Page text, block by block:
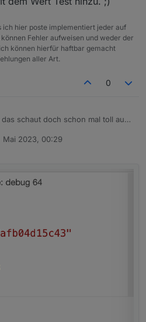
ich hier poste implementiert jeder auf
Fehler aufweisen und weder der
können hierfür haftbar gemacht
aller Art.
0
das schaut doch schon mal toll aus.
mit dem Wert Test hinzu. ;)
Mai 2023, 00:29
von